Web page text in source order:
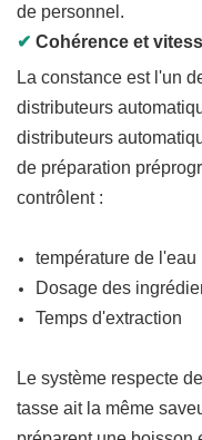
de personnel.
✔ Cohérence et
La constance est l'un
distributeurs
distributeurs
de préparation
contrôlent :
température de l'eau
Dosage des
Temps d'extraction
Le système respecte
tasse ait la même